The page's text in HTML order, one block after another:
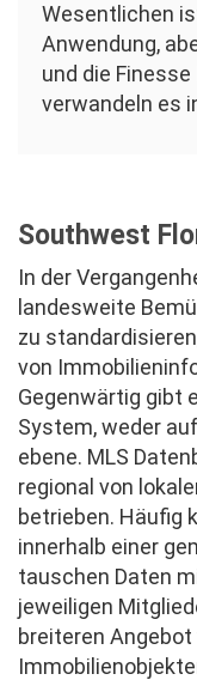
Wesentlichen
Anwendung,
und die
verwandeln es
Southwest
In der
landesweite
zu
von
Gegenwärtig gibt
System, weder
ebene. MLS
regional von
betrieben. Häufig
innerhalb einer
tauschen Daten
jeweiligen
breiteren